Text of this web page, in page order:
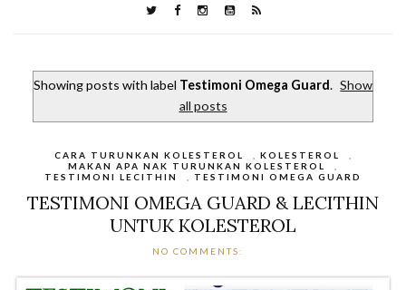
Showing posts with label Testimoni Omega Guard. Show
all posts
CARA TURUNKAN KOLESTEROL KOLESTEROL
MAKAN APA NAK TURUNKAN KOLESTEROL
TESTIMONI LECITHIN
TESTIMONI OMEGA GUARD
TESTIMONI OMEGA GUARD & LECITHIN
UNTUK KOLESTEROL
NO COMMENTS: